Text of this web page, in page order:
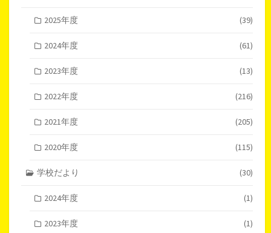
2025年度 (39)
2024年度 (61)
2023年度 (13)
2022年度 (216)
2021年度 (205)
2020年度 (115)
学校だより (30)
2024年度 (1)
2023年度 (1)